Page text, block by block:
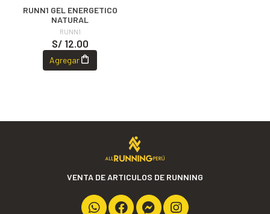
RUNN1 GEL ENERGETICO
NATURAL
RUNN1
S/ 12.00
Agregar
VENTA DE ARTICULOS DE RUNNING